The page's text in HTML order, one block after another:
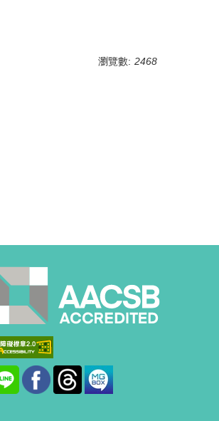
瀏覽數: 2468